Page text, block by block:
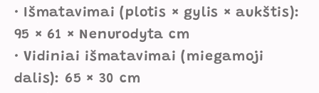
• Išmatavimai (plotis × gylis × aukštis):
95 × 61 × Nenurodyta cm
• Vidiniai išmatavimai (miegamoji
dalis): 65 × 30 cm